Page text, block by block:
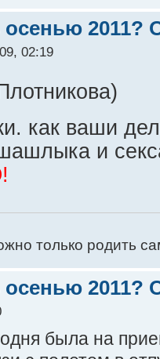
осенью 2011?
02:19
как ваши
и
только родить
осенью 2011?
была на